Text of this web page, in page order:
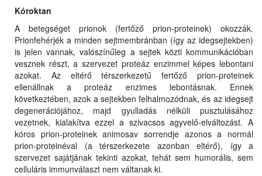
Kóroktan
A betegséget prionok (fertőző prion-proteinek) okozzák.
Prionfehérjék a minden sejtmembránban (így az idegsejtekben)
is jelen vannak, valószínűleg a sejtek közti kommunikációban
vesznek részt, a szervezet proteáz enzimmel képes lebontani
azokat. Az eltérő térszerkezetű fertőző prion-proteinek
ellenállnak a proteáz enzimes lebontásnak. Ennek
következtében, azok a sejtekben felhalmozódnak, és az idegsejt
degenerációjához, majd gyulladás nélküli pusztulásához
vezetnek, kialakítva ezzel a szivacsos agyvelő-elváltozást. A
kóros prion-proteinek animosav sorrendje azonos a normál
prion-proteinéval (a térszerkezete azonban eltérő), így a
szervezet sajátjának tekinti azokat, tehát sem humorális, sem
celluláris immunválaszt nem váltanak ki.